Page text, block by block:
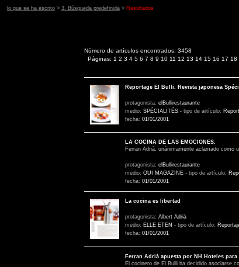
lo que se ha escrito> 3. Búsqueda predefinida> Resultados
Número de artículos encontrados: 3458
Páginas: 1 2 3 4 5 6 7 8 9 10 11 12 13 14 15 16 17 18
Reportage El Bulli. Revista japonesa
protagonista: elBullirestaurante
medio: SPÉCIALITÉS - tipo de artículo:
fecha: 01/01/2001
LA COCINA DE LAS EMOCIONES.
Ferran Adrià, unánimamente aclamado como
protagonista: elBullirestaurante
medio: OUI MAGAZINE - tipo de artículo:
fecha: 01/01/2001
La cocina es libertad
protagonista: Albert Adrià
medio: ELLE ETEN - tipo de artículo:
fecha: 01/01/2001
Ferran Adrià apuesta por NH Hoteles
El cocinero de El Bulli ha decidido asociarse